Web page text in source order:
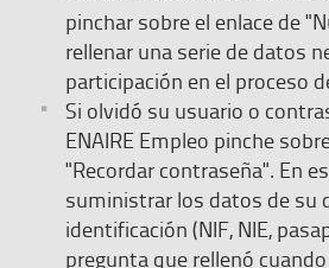
pinchar sobre el enlace de
rellenar una serie de datos
participación en el proceso
Si olvidó su usuario o
ENAIRE Empleo pinche
"Recordar contraseña". En
suministrar los datos de su
identificación (NIF, NIE,
pregunta que rellenó